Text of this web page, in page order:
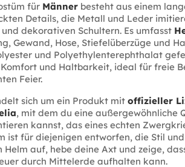
für Männerbesteht aus einem
Details, die Metall und Leder
dekorativen Schultern. Es umfasst
Gewand, Hose, Stiefelüberzüge und
und Polyethylenterephthalat
und Haltbarkeit, ideal für freie
Feier.
sich um ein Produkt mit offizieller
, mit dem du eine außergewöhnliche
kannst, das eines echten
ist für diejenigen entworfen, die Stil
Helm auf, hebe deine Axt und zeige,
durch Mittelerde aufhalten kann.